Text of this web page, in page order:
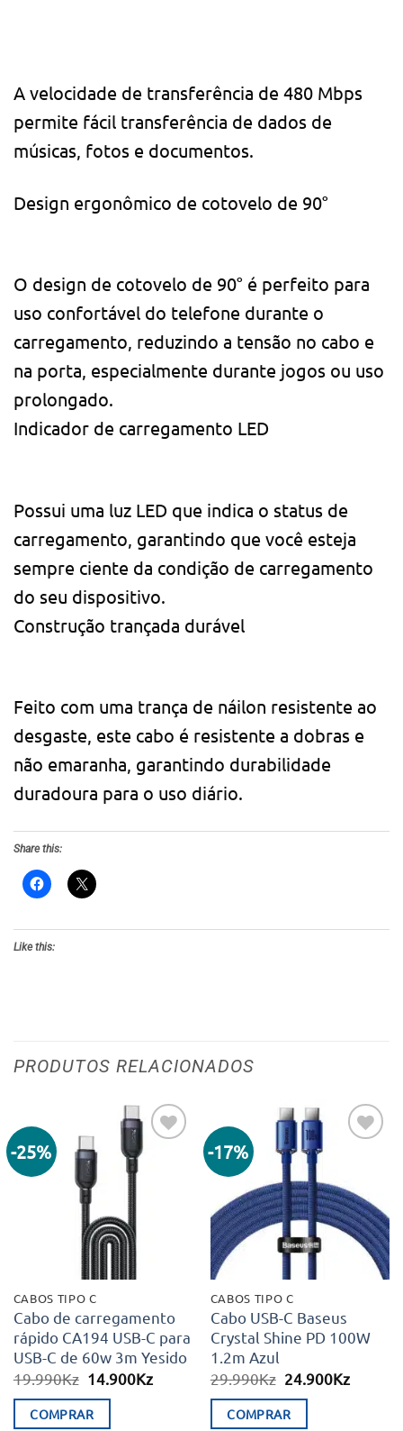
A velocidade de transferência de 480 Mbps
permite fácil transferência de dados de
músicas, fotos e documentos.
Design ergonômico de cotovelo de 90°
O design de cotovelo de 90° é perfeito para
uso confortável do telefone durante o
carregamento, reduzindo a tensão no cabo e
na porta, especialmente durante jogos ou uso
prolongado.
Indicador de carregamento LED
Possui uma luz LED que indica o status de
carregamento, garantindo que você esteja
sempre ciente da condição de carregamento
do seu dispositivo.
Construção trançada durável
Feito com uma trança de náilon resistente ao
desgaste, este cabo é resistente a dobras e
não emaranha, garantindo durabilidade
duradoura para o uso diário.
Share this:
Like this:
PRODUTOS RELACIONADOS
-25%
Adicionar
aos meus
desejos
CABOS TIPO C
Cabo de carregamento
rápido CA194 USB-C para
USB-C de 60w 3m Yesido
19.990Kz O
original
era:
14.900KzO
COMPRAR
-17%
Adicionar
desejos
CABOS TIPO C
Cabo USB-C Baseus
Crystal Shine PD 100W
1.2m Azul
29.990Kz O
original
era:
24.900KzO
COMPRAR